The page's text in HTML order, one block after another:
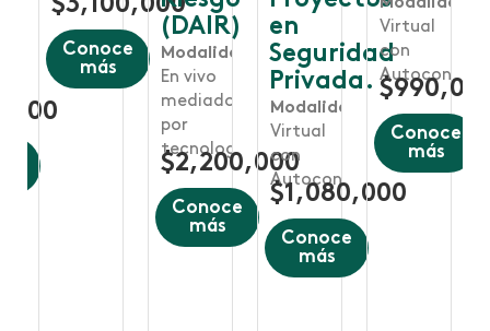
$3,100,000
Conoce
más
(DAIR)
Modalidad:
En vivo
mediado
por
tecnología
$2,200,000
Conoce
más
en
Seguridad
Privada.
Modalidad:
Virtual
con
Autocontenido
$1,080,000
Conoce
más
Virtual
con
Conoce
más